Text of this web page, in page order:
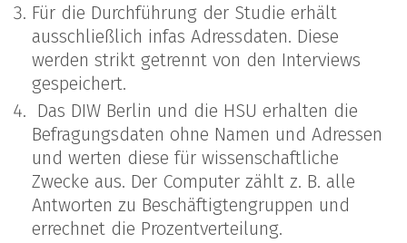
Für die Durchführung der Studie erhält
ausschließlich infas Adressdaten. Diese
werden strikt getrennt von den Interviews
gespeichert.
Das DIW Berlin und die HSU erhalten die
Befragungsdaten ohne Namen und Adressen
und werten diese für wissenschaftliche
Zwecke aus. Der Computer zählt z. B. alle
Antworten zu Beschäftigtengruppen und
errechnet die Prozentverteilung.